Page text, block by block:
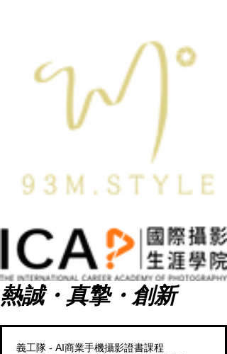
熱誠・真摯・創新
義工隊 - AI商業手機攝影證書課程